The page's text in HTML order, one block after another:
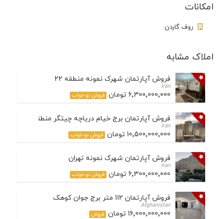
امکانات
روف گاردن
املاک مشابه
فروش آپارتمان شهرک نمونه منطقه 22
Iran
6٬300٬000٬000 تومان فروش دو خواب
فروش آپارتمان برج خیام دریاچه چیتگر منطقه 22
Iran
10٬500٬000٬000 تومان فروش دو خواب
فروش آپارتمان شهرک نمونه تهران
Iran
6٬300٬000٬000 تومان فروش دو خواب
فروش آپارتمان 112 متر برج جوان کوهک
Afghanistan
16٬000٬000٬000 تومان فروش